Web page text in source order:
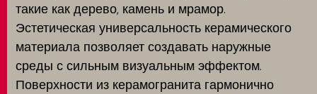
такие как дерево, камень и мрамор.
Эстетическая универсальность керамического
материала позволяет создавать наружные
среды с сильным визуальным эффектом.
Поверхности из керамогранита гармонично